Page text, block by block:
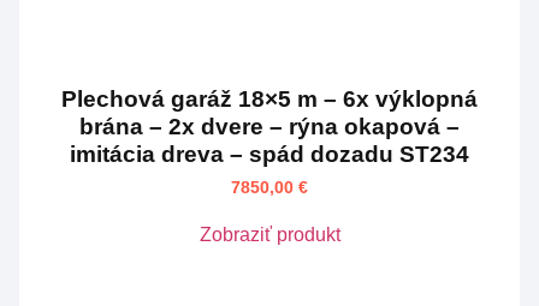
Plechová garáž 18×5 m – 6x výklopná
brána – 2x dvere – rýna okapová –
imitácia dreva – spád dozadu ST234
7850,00 €
Zobraziť produkt